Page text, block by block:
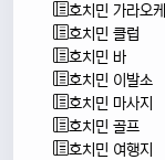
호치민 가라오케
호치민 클럽
호치민 바
호치민 이발소
호치민 마사지
호치민 골프
호치민 여행지